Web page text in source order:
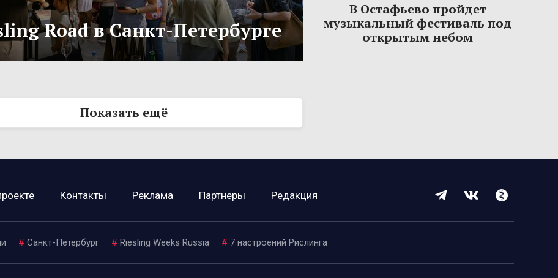
Road в Санкт-Петербурге
В Остафьево пройдет
музыкальный фестиваль под
открытым небом
Показать ещё
Контакты Реклама Партнеры Редакция
# Санкт-Петербург # Riesling Weeks Russia # 7 настроений Рислинга